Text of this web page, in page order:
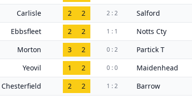
Carlisle 2 2 2 : 2 Salford
Ebbsfleet 2 2 1 : 1 Notts Cty
Morton 3 2 0 : 2 Partick T
Yeovil 1 2 0 : 0 Maidenhead
Chesterfield 2 2 1 : 2 Barrow